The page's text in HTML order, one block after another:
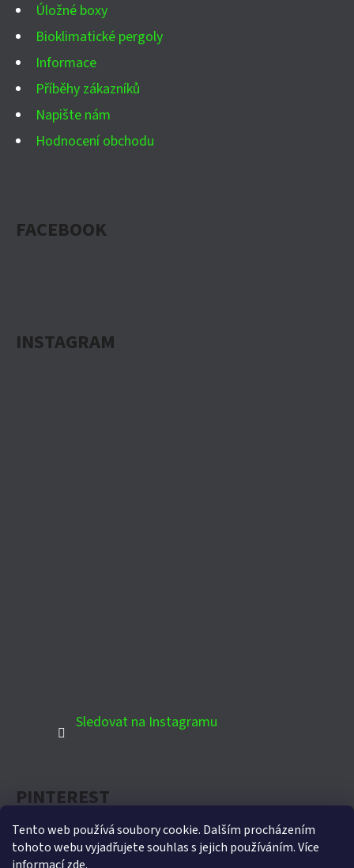
Tento web používá soubory cookie. Dalším procházením
tohoto webu vyjadřujete souhlas s jejich používáním. Více
Úložné boxy
Bioklimatické pergoly
Informace
Příběhy zákazníků
Napište nám
Hodnocení obchodu
FACEBOOK
INSTAGRAM
Sledovat na Instagramu
PINTEREST